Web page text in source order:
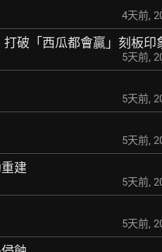
4天前,
打破「西瓜都會贏」刻板印
5天前,
5天前,
5天前,
建
5天前,
5天前,